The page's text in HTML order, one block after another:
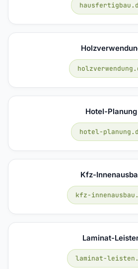
Hotel-Planung
hotel-
Kfz-
kfz-
Laminat-
laminat-